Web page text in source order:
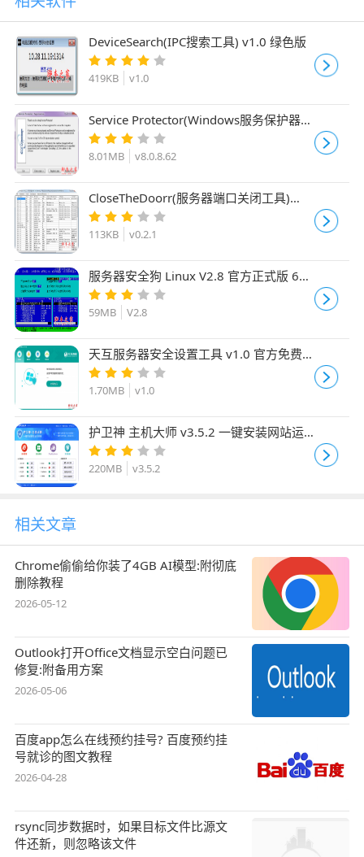
DeviceSearch(IPC搜索工具) v1.0 绿色版
419KB v1.0
Service Protector(Windows服务保护器)
v8.0.8.62 免费安装版
8.01MB v8.0.8.62
CloseTheDoorr(服务器端口关闭工具)
v0.2.1 官方英文安装版
113KB v0.2.1
服务器安全狗 Linux V2.8 官方正式版 64
位
59MB V2.8
天互服务器安全设置工具 v1.0 官方免费
绿色版
1.70MB v1.0
护卫神 主机大师 v3.5.2 一键安装网站运
行环境 官方安装版
220MB v3.5.2
相关文章
Chrome偷偷给你装了4GB AI模型:附彻底
删除教程
2026-05-12
Outlook打开Office文档显示空白问题已
修复:附备用方案
2026-05-06
百度app怎么在线预约挂号? 百度预约挂
号就诊的图文教程
2026-04-28
rsync同步数据时，如果目标文件比源文
件还新，则忽略该文件